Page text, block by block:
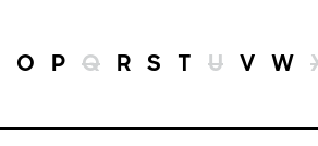
O P Q R S T U V W